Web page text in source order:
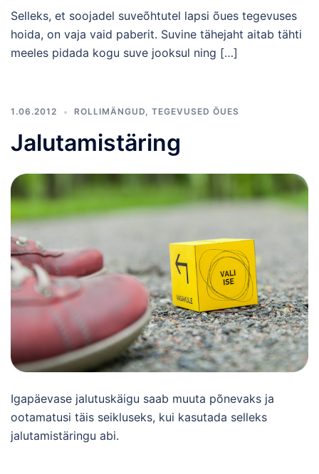
Selleks, et soojadel suveõhtutel lapsi õues tegevuses
hoida, on vaja vaid paberit. Suvine tähejaht aitab tähti
meeles pidada kogu suve jooksul ning […]
1.06.2012 ROLLIMÄNGUD, TEGEVUSED ÕUES
Jalutamistäring
Igapäevase jalutuskäigu saab muuta põnevaks ja
ootamatusi täis seikluseks, kui kasutada selleks
jalutamistäringu abi.